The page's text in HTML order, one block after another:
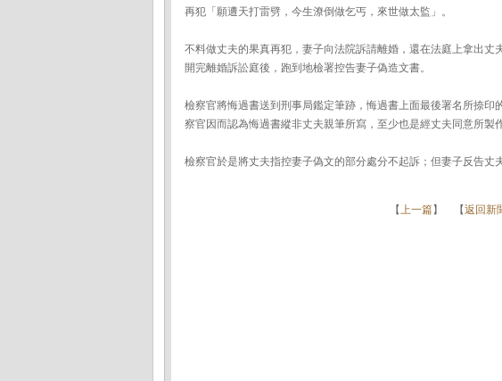
再犯「願遭天打雷劈，今生潦倒做乞丐，來世做太監」。
不料做丈夫的果真再犯，妻子向法院訴請離婚，還在法庭上拿出丈
開完離婚訴訟庭後，跑到地檢署控告妻子偽造文書。
檢察官將悔過書送到刑事局鑑定筆跡，悔過書上面最後署名所捺
察官因而認為悔過書縱非丈夫親筆所寫，至少也是經丈夫同意所製作
檢察官於是將丈夫指控妻子偽文的部分處分不起訴；但妻子反告丈
【上一篇】 【返回新